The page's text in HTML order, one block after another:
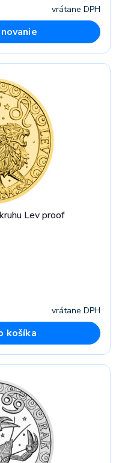
vrátane DPH
Lev proof
vrátane DPH
košíka